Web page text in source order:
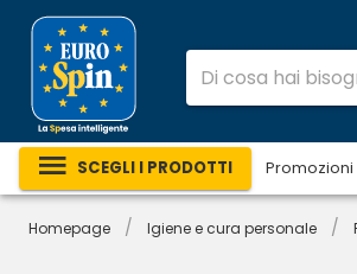
SCEGLI I PRODOTTI Promozioni
Homepage / Igiene e cura personale /